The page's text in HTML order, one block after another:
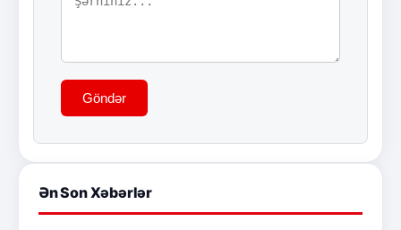
Göndər
Ən Son Xəbərlər